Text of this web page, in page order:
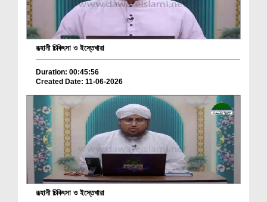
রূহানী চিকিৎসা ও ইস্তেখারা
Duration: 00:45:56
Created Date: 11-06-2026
রূহানী চিকিৎসা ও ইস্তেখারা